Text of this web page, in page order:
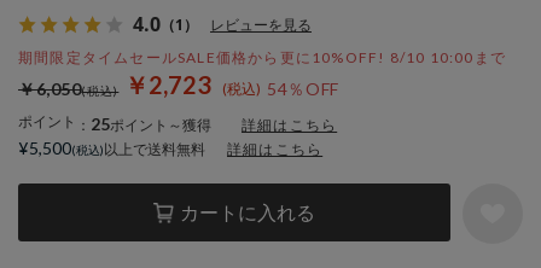
4.0 （1） レビューを見る
期間限定タイムセールSALE価格から更に10%OFF! 8/10 10:00まで
￥2,723 54％OFF
￥6,050
ポイント ： 25ポイント～獲得 詳細はこちら
カートに入れる
¥5,500 以上で送料無料 詳細はこちら